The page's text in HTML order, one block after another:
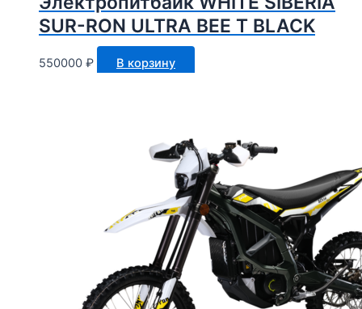
SUR-RON ULTRA BEE T BLACK
550000 ₽ В корзину